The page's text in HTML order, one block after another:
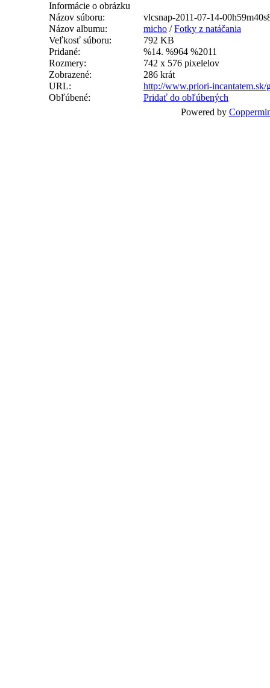
Informácie o obrázku
Názov súboru:
vlcsnap-2011-07-14-
Názov albumu:
micho /Fotky z natáčania
Veľkosť súboru:
792 KB
Pridané:
%14. %964 %2011
Rozmery:
742 x 576 pixelelov
Zobrazené:
286 krát
URL:
http://www.priori-incantatem.sk/
Obľúbené:
Pridať do obľúbených
Powered by